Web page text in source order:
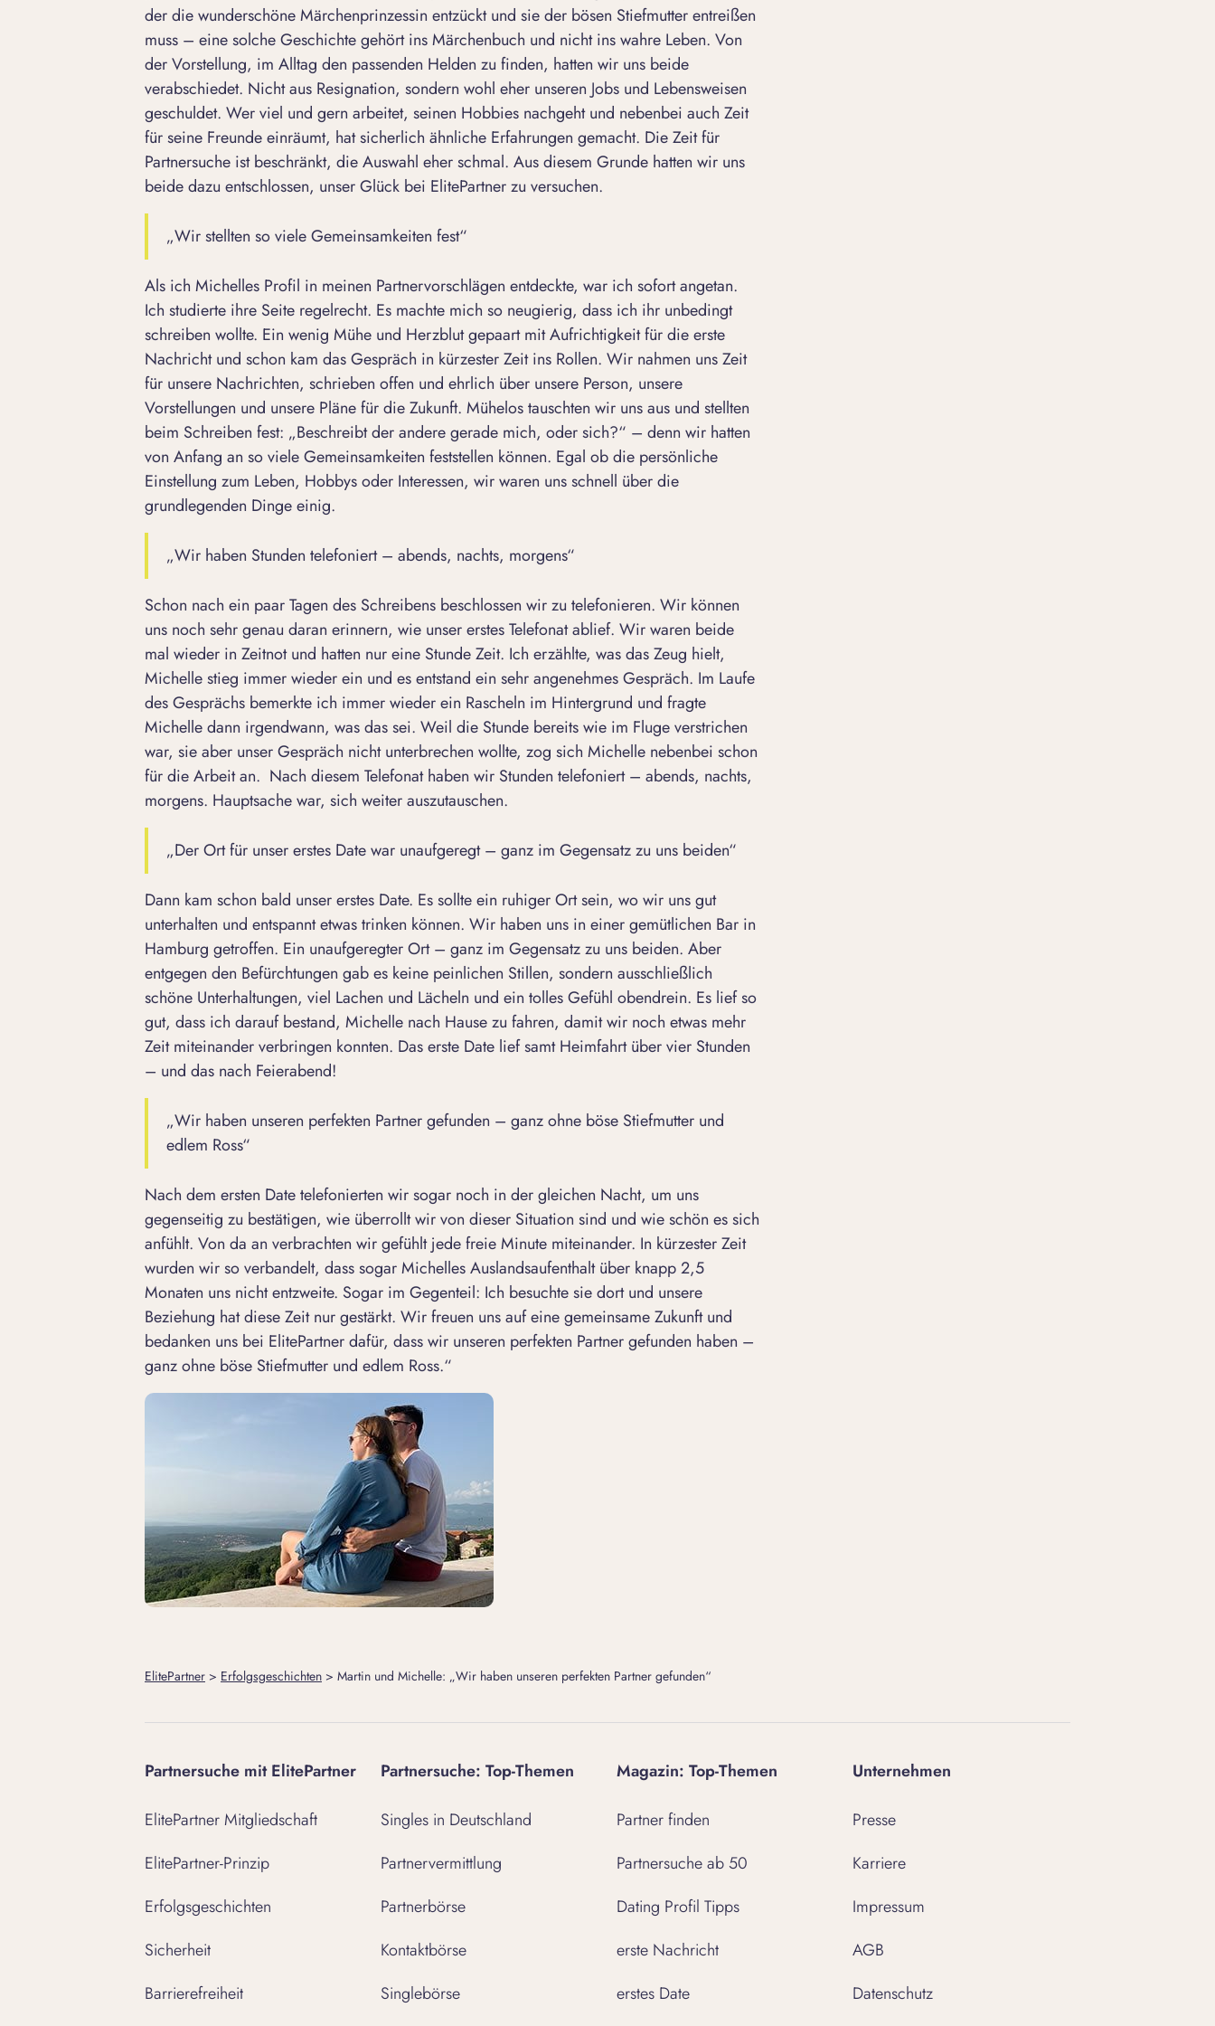
der die wunderschöne Märchenprinzessin entzückt und sie der bösen Stiefmutter entreißen
muss – eine solche Geschichte gehört ins Märchenbuch und nicht ins wahre Leben. Von
der Vorstellung, im Alltag den passenden Helden zu finden, hatten wir uns beide
verabschiedet. Nicht aus Resignation, sondern wohl eher unseren Jobs und Lebensweisen
geschuldet. Wer viel und gern arbeitet, seinen Hobbies nachgeht und nebenbei auch Zeit
für seine Freunde einräumt, hat sicherlich ähnliche Erfahrungen gemacht. Die Zeit für
Partnersuche ist beschränkt, die Auswahl eher schmal. Aus diesem Grunde hatten wir uns
beide dazu entschlossen, unser Glück bei ElitePartner zu versuchen.
„Wir stellten so viele Gemeinsamkeiten fest“
Als ich Michelles Profil in meinen Partnervorschlägen entdeckte, war ich sofort angetan.
Ich studierte ihre Seite regelrecht. Es machte mich so neugierig, dass ich ihr unbedingt
schreiben wollte. Ein wenig Mühe und Herzblut gepaart mit Aufrichtigkeit für die erste
Nachricht und schon kam das Gespräch in kürzester Zeit ins Rollen. Wir nahmen uns Zeit
für unsere Nachrichten, schrieben offen und ehrlich über unsere Person, unsere
Vorstellungen und unsere Pläne für die Zukunft. Mühelos tauschten wir uns aus und stellten
beim Schreiben fest: „Beschreibt der andere gerade mich, oder sich?“ – denn wir hatten
von Anfang an so viele Gemeinsamkeiten feststellen können. Egal ob die persönliche
Einstellung zum Leben, Hobbys oder Interessen, wir waren uns schnell über die
grundlegenden Dinge einig.
„Wir haben Stunden telefoniert – abends, nachts, morgens“
Schon nach ein paar Tagen des Schreibens beschlossen wir zu telefonieren. Wir können
uns noch sehr genau daran erinnern, wie unser erstes Telefonat ablief. Wir waren beide
mal wieder in Zeitnot und hatten nur eine Stunde Zeit. Ich erzählte, was das Zeug hielt,
Michelle stieg immer wieder ein und es entstand ein sehr angenehmes Gespräch. Im Laufe
des Gesprächs bemerkte ich immer wieder ein Rascheln im Hintergrund und fragte
Michelle dann irgendwann, was das sei. Weil die Stunde bereits wie im Fluge verstrichen
war, sie aber unser Gespräch nicht unterbrechen wollte, zog sich Michelle nebenbei schon
für die Arbeit an. Nach diesem Telefonat haben wir Stunden telefoniert – abends, nachts,
morgens. Hauptsache war, sich weiter auszutauschen.
„Der Ort für unser erstes Date war unaufgeregt – ganz im Gegensatz zu uns beiden“
Dann kam schon bald unser erstes Date. Es sollte ein ruhiger Ort sein, wo wir uns gut
unterhalten und entspannt etwas trinken können. Wir haben uns in einer gemütlichen Bar in
Hamburg getroffen. Ein unaufgeregter Ort – ganz im Gegensatz zu uns beiden. Aber
entgegen den Befürchtungen gab es keine peinlichen Stillen, sondern ausschließlich
schöne Unterhaltungen, viel Lachen und Lächeln und ein tolles Gefühl obendrein. Es lief so
gut, dass ich darauf bestand, Michelle nach Hause zu fahren, damit wir noch etwas mehr
Zeit miteinander verbringen konnten. Das erste Date lief samt Heimfahrt über vier Stunden
– und das nach Feierabend!
„Wir haben unseren perfekten Partner gefunden – ganz ohne böse Stiefmutter und
edlem Ross“
Nach dem ersten Date telefonierten wir sogar noch in der gleichen Nacht, um uns
gegenseitig zu bestätigen, wie überrollt wir von dieser Situation sind und wie schön es sich
anfühlt. Von da an verbrachten wir gefühlt jede freie Minute miteinander. In kürzester Zeit
wurden wir so verbandelt, dass sogar Michelles Auslandsaufenthalt über knapp 2,5
Monaten uns nicht entzweite. Sogar im Gegenteil: Ich besuchte sie dort und unsere
Beziehung hat diese Zeit nur gestärkt. Wir freuen uns auf eine gemeinsame Zukunft und
bedanken uns bei ElitePartner dafür, dass wir unseren perfekten Partner gefunden haben –
ganz ohne böse Stiefmutter und edlem Ross.“
ElitePartner > Erfolgsgeschichten > Martin und Michelle: „Wir haben unseren perfekten Partner gefunden“
Partnersuche mit ElitePartner
ElitePartner Mitgliedschaft
ElitePartner-Prinzip
Erfolgsgeschichten
Sicherheit
Barrierefreiheit
Partnersuche: Top-Themen
Singles in Deutschland
Partnervermittlung
Partnerbörse
Kontaktbörse
Singlebörse
Magazin: Top-Themen
Partner finden
Partnersuche ab 50
Dating Profil Tipps
erste Nachricht
erstes Date
Unternehmen
Presse
Karriere
Impressum
AGB
Datenschutz